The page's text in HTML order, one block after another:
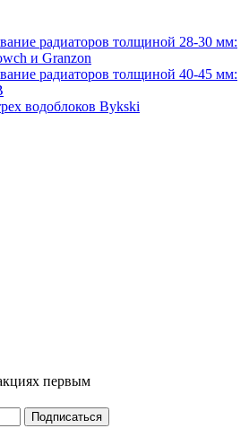
радиаторов толщиной 28-30 мм:
и Granzon
радиаторов толщиной 40-45 мм:
водоблоков Bykski
первым